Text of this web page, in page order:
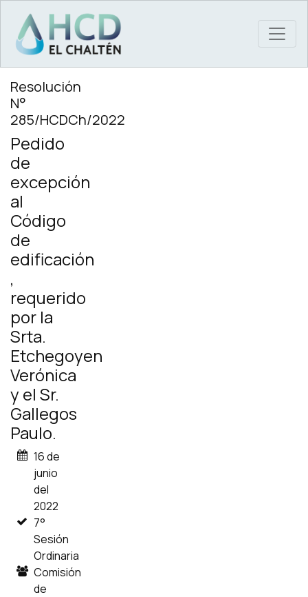
MAIN NAVIGATION
Resolución
N°
285/HCDCh/2022
Pedido
de
excepción
al
Código
de
edificación
,
requerido
por la
Srta.
Etchegoyen
Verónica
y el Sr.
Gallegos
Paulo.
16 de
junio
del
2022
7°
Sesión
Ordinaria
Comisión
de